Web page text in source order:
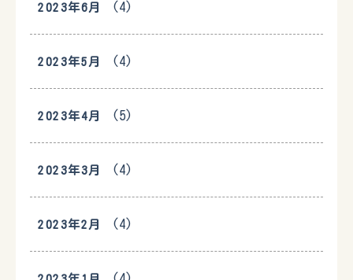
2023年6月 (4)
2023年5月 (4)
2023年4月 (5)
2023年3月 (4)
2023年2月 (4)